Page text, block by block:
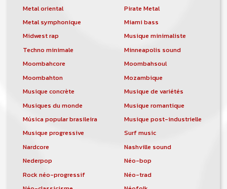
Metal oriental
Pirate Metal
Metal symphonique
Miami bass
Midwest rap
Musique minimaliste
Techno minimale
Minneapolis sound
Moombahcore
Moombahsoul
Moombahton
Mozambique
Musique concrète
Musique de variétés
Musiques du monde
Musique romantique
Música popular brasileira
Musique post-industrielle
Musique progressive
Surf music
Nardcore
Nashville sound
Nederpop
Néo-bop
Rock néo-progressif
Néo-trad